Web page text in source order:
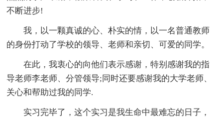
不断进步!
我，以一颗真诚的心、朴实的情，以一名普通教师
的身份打动了学校的领导、老师和亲切、可爱的同学。
在此，我衷心的向他们表示感谢，特别感谢我的指
导老师李老师、分管领导;同时还要感谢我的大学老师、
关心和帮助过我的同学.
实习完毕了，这个实习是我生命中最难忘的日子，